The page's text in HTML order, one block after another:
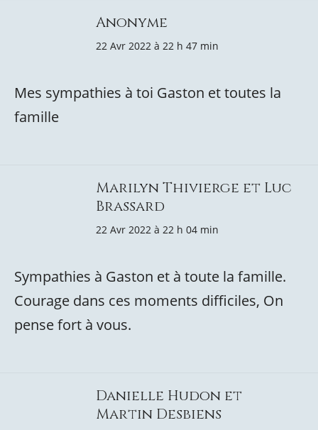
Anonyme
22 Avr 2022 à 22 h 47 min
Mes sympathies à toi Gaston et toutes la
famille
Marilyn Thivierge et Luc
Brassard
22 Avr 2022 à 22 h 04 min
Sympathies à Gaston et à toute la famille.
Courage dans ces moments difficiles, On
pense fort à vous.
Danielle Hudon et
Martin Desbiens